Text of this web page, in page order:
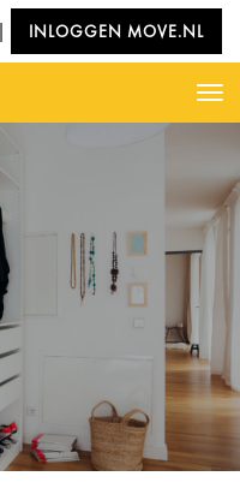
| INLOGGEN MOVE.NL